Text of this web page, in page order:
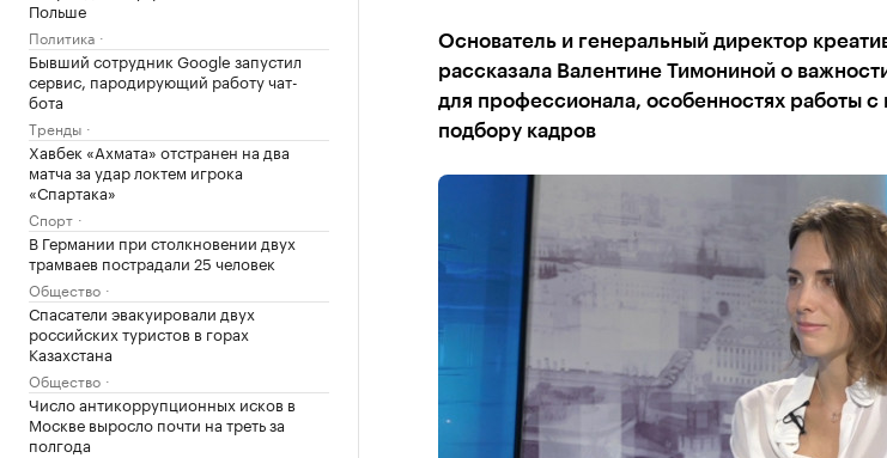
Польше
Политика
Бывший сотрудник Google запустил
сервис, пародирующий работу чат-
бота
Тренды
Хавбек «Ахмата» отстранен на два
матча за удар локтем игрока
«Спартака»
Спорт
В Германии при столкновении двух
трамваев пострадали 25 человек
Общество
Спасатели эвакуировали двух
российских туристов в горах
Казахстана
Общество
Число антикоррупционных исков в
Москве выросло почти на треть за
полгода
Основатель и генеральный директор
рассказала Валентине Тимониной о
для профессионала, особенностях работы с
подбору кадров